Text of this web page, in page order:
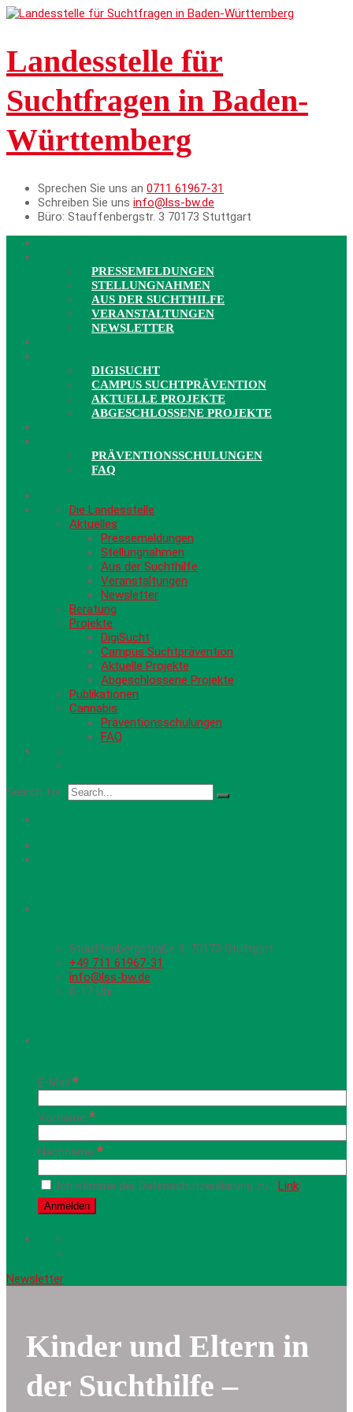
Landesstelle für
Suchtfragen in Baden-
Württemberg
Sprechen Sie uns an 0711 61967-31
Schreiben Sie uns info@lss-bw.de
Büro: Stauffenbergstr. 3 70173 Stuttgart
PRESSEMELDUNGEN
STELLUNGNAHMEN
AUS DER SUCHTHILFE
VERANSTALTUNGEN
NEWSLETTER
DIGISUCHT
CAMPUS SUCHTPRÄVENTION
AKTUELLE PROJEKTE
ABGESCHLOSSENE PROJEKTE
PRÄVENTIONSSCHULUNGEN
FAQ
Die Landesstelle
Aktuelles
Pressemeldungen
Stellungnahmen
Aus der Suchthilfe
Veranstaltungen
Newsletter
Beratung
Projekte
DigiSucht
Campus Suchtprävention
Aktuelle Projekte
Abgeschlossene Projekte
Publikationen
Cannabis
Präventionsschulungen
FAQ
Search for:
Stauffenbergstraße 3, 70173 Stuttgart
+49 711 61967-31
info@lss-bw.de
8-17 Uhr
E-Mail *
Vorname *
Nachname *
Ich stimme der Datenschutzerklärung zu. (Link)
Newsletter
Kinder und Eltern in
der Suchthilfe –